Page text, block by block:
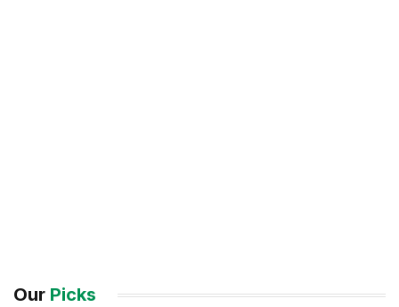
Our Picks